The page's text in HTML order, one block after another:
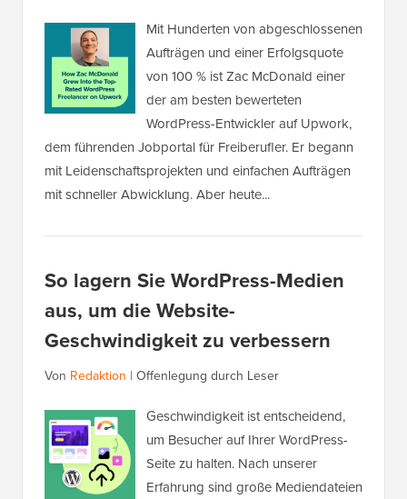
Mit Hunderten von abgeschlossenen
Aufträgen und einer Erfolgsquote
von 100 % ist Zac McDonald einer
der am besten bewerteten
WordPress-Entwickler auf Upwork,
dem führenden Jobportal für Freiberufler. Er begann
mit Leidenschaftsprojekten und einfachen Aufträgen
mit schneller Abwicklung. Aber heute...
So lagern Sie WordPress-Medien
aus, um die Website-
Geschwindigkeit zu verbessern
Von Redaktion | Offenlegung durch Leser
Geschwindigkeit ist entscheidend,
um Besucher auf Ihrer WordPress-
Seite zu halten. Nach unserer
Erfahrung sind große Mediendateien